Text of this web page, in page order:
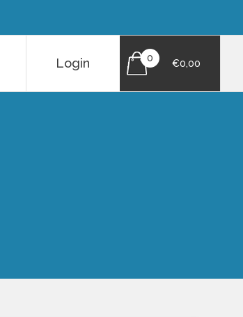
Login 0 €0,00